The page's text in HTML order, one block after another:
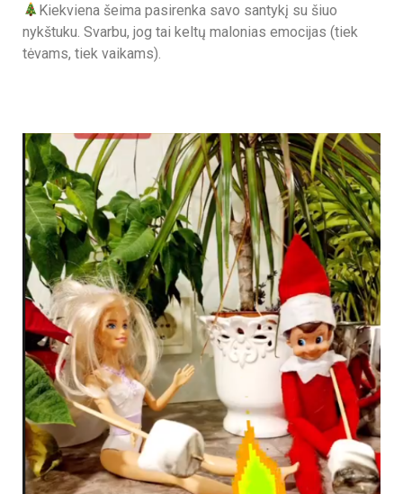
Kiekviena šeima pasirenka savo santykį su šiuo
nykštuku. Svarbu, jog tai keltų malonias emocijas (tiek
tėvams, tiek vaikams).